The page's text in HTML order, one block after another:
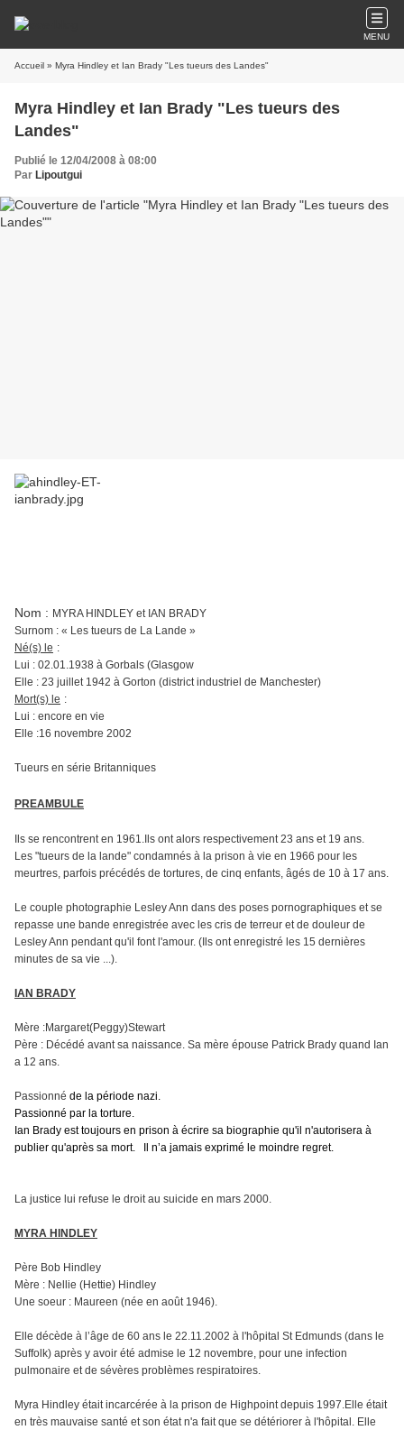
MENU
Accueil » Myra Hindley et Ian Brady "Les tueurs des Landes"
Myra Hindley et Ian Brady "Les tueurs des
Landes"
Publié le 12/04/2008 à 08:00
Par Lipoutgui
Nom : MYRA HINDLEY et IAN BRADY
Surnom : « Les tueurs de La Lande »
Né(s) le :
Lui : 02.01.1938 à Gorbals (Glasgow
Elle : 23 juillet 1942 à Gorton (district industriel de Manchester)
Mort(s) le :
Lui : encore en vie
Elle :16 novembre 2002
Tueurs en série Britanniques
PREAMBULE
Ils se rencontrent en 1961.Ils ont alors respectivement 23 ans et 19 ans.
Les "tueurs de la lande" condamnés à la prison à vie en 1966 pour les
meurtres, parfois précédés de tortures, de cinq enfants, âgés de 10 à 17 ans.
Le couple photographie Lesley Ann dans des poses pornographiques et se
repasse une bande enregistrée avec les cris de terreur et de douleur de
Lesley Ann pendant qu'il font l'amour. (Ils ont enregistré les 15 dernières
minutes de sa vie ...).
IAN BRADY
Mère :Margaret(Peggy)Stewart
Père : Décédé avant sa naissance. Sa mère épouse Patrick Brady quand Ian
a 12 ans.
Passionné de la période nazi.
Passionné par la torture.
Ian Brady est toujours en prison à écrire sa biographie qu'il n'autorisera à
publier qu'après sa mort.
Il n’a jamais exprimé le moindre regret.
La justice lui refuse le droit au suicide en mars 2000.
MYRA HINDLEY
Père Bob Hindley
Mère : Nellie (Hettie) Hindley
Une soeur : Maureen (née en août 1946).
Elle décède à l’âge de 60 ans le 22.11.2002 à l'hôpital St Edmunds (dans le
Suffolk) après y avoir été admise le 12 novembre, pour une infection
pulmonaire et de sévères problèmes respiratoires.
Myra Hindley était incarcérée à la prison de Highpoint depuis 1997.Elle était
en très mauvaise santé et son état n'a fait que se détériorer à l'hôpital. Elle